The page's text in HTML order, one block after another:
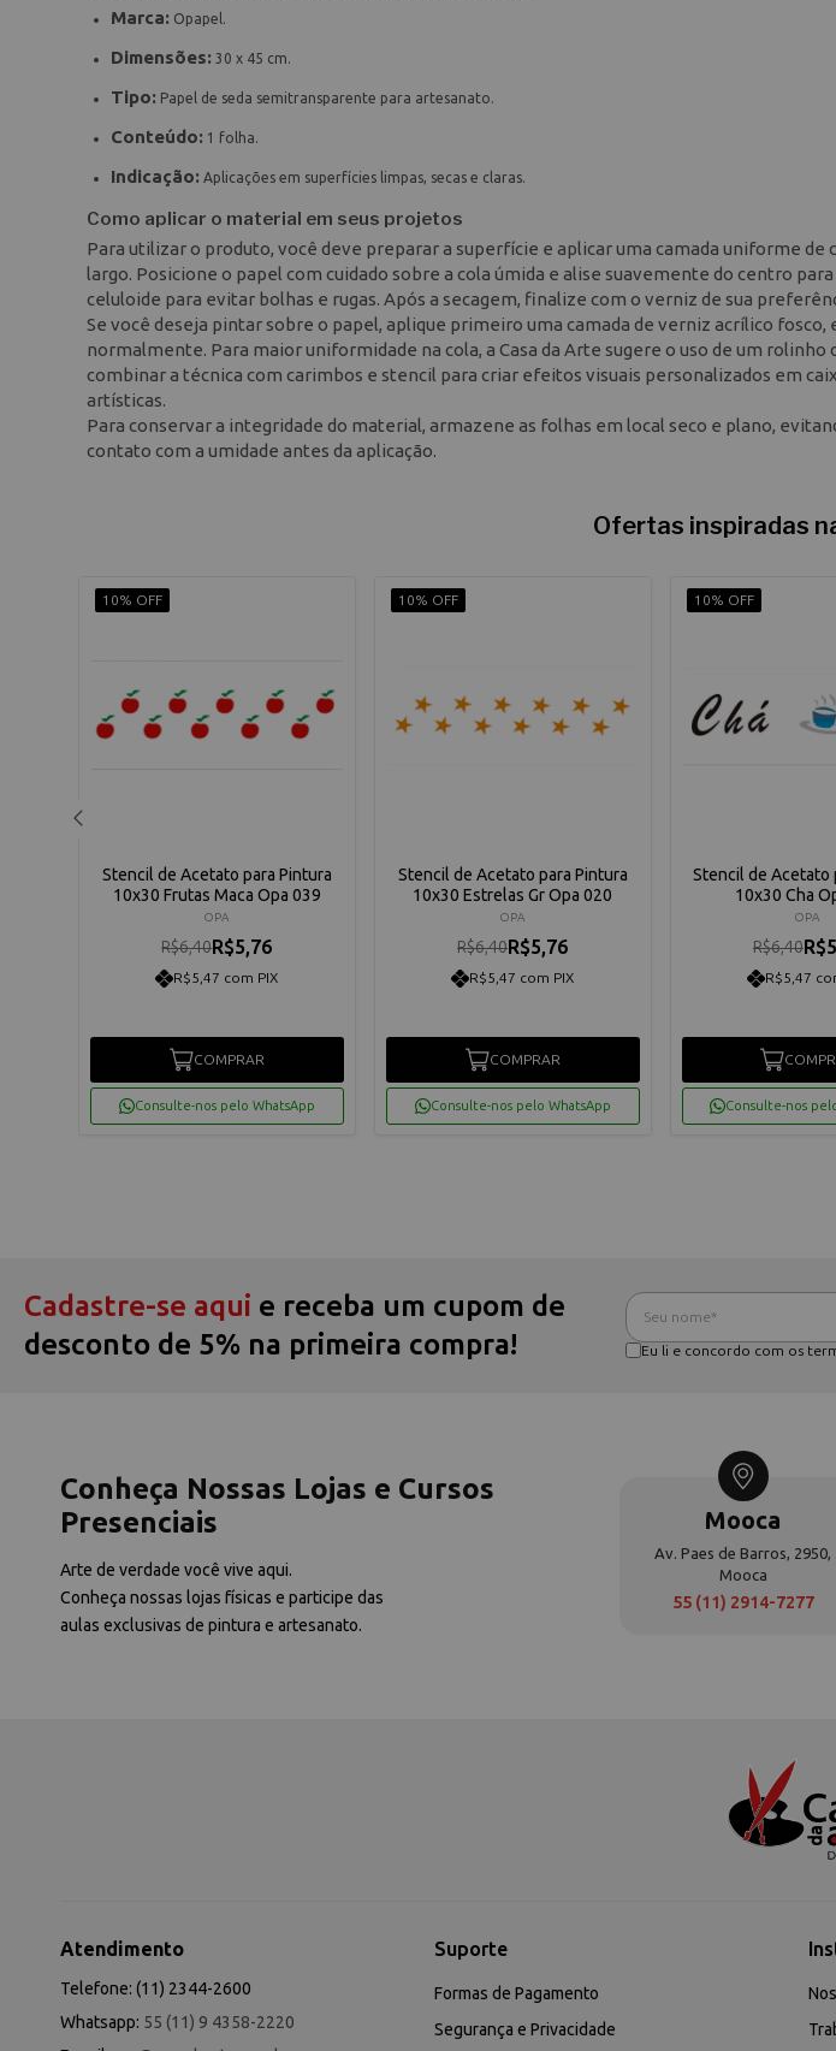
Marca: Opapel.
Dimensões: 30 x 45 cm.
Tipo: Papel de seda semitransparente para artesanato.
Conteúdo: 1 folha.
Indicação: Aplicações em superfícies limpas, secas e claras.
Como aplicar o material em seus projetos
Para utilizar o produto, você deve preparar a superfície e aplicar uma camada uniforme de
largo. Posicione o papel com cuidado sobre a cola úmida e alise suavemente do centro
celuloide para evitar bolhas e rugas. Após a secagem, finalize com o verniz de sua
Se você deseja pintar sobre o papel, aplique primeiro uma camada de verniz acrílico
normalmente. Para maior uniformidade na cola, a Casa da Arte sugere o uso de um rolinho
combinar a técnica com carimbos e stencil para criar efeitos visuais personalizados em
artísticas.
Para conservar a integridade do material, armazene as folhas em local seco e plano,
contato com a umidade antes da aplicação.
Ofertas inspiradas
10% OFF
Stencil de Acetato para Pintura
10x30 Frutas Maca Opa 039
OPA
R$6,40R$5,76
R$5,47 com PIX
COMPRAR
Consulte-nos pelo WhatsApp
10% OFF
Stencil de Acetato para Pintura
10x30 Estrelas Gr Opa 020
OPA
R$6,40R$5,76
R$5,47 com PIX
COMPRAR
Consulte-nos pelo WhatsApp
10% OFF
Stencil de Acetato
10x30 Cha
OPA
R$6,40
R$5,47
Consulte-nos
Cadastre-se aqui e receba um cupom de
desconto de 5% na primeira compra!
Eu li e concordo com os
Conheça Nossas Lojas e Cursos
Presenciais
Arte de verdade você vive aqui.
Conheça nossas lojas físicas e participe das
aulas exclusivas de pintura e artesanato.
Mooca
Av. Paes de Barros, 2950,
Mooca
55 (11) 2914-7277
Atendimento
Telefone: (11) 2344-2600
Whatsapp: 55 (11) 9 4358-2220
Suporte
Formas de Pagamento
Segurança e Privacidade